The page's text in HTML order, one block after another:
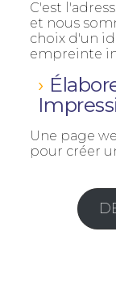
C'est
et nous
choix d'un
empreinte
Une page
pour créer